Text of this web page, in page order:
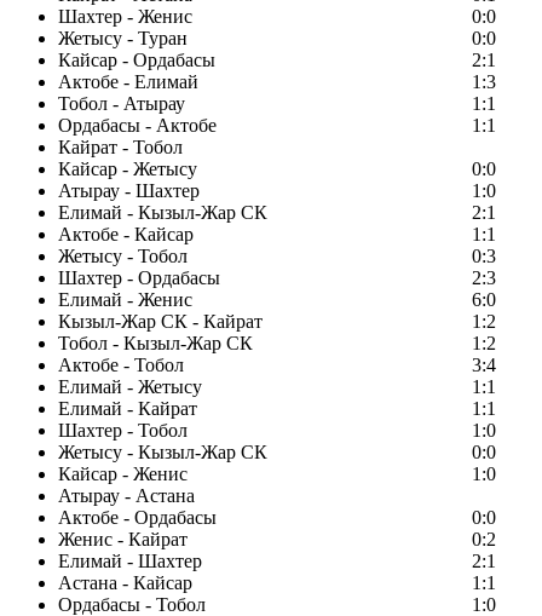
Шахтер - Женис
0:0
Жетысу - Туран
0:0
Кайсар - Ордабасы
2:1
Актобе - Елимай
1:3
Тобол - Атырау
1:1
Ордабасы - Актобе
1:1
Кайрат - Тобол
Кайсар - Жетысу
0:0
Атырау - Шахтер
1:0
Елимай - Кызыл-Жар СК
2:1
Актобе - Кайсар
1:1
Жетысу - Тобол
0:3
Шахтер - Ордабасы
2:3
Елимай - Женис
6:0
Кызыл-Жар СК - Кайрат
1:2
Тобол - Кызыл-Жар СК
1:2
Актобе - Тобол
3:4
Елимай - Жетысу
1:1
Елимай - Кайрат
1:1
Шахтер - Тобол
1:0
Жетысу - Кызыл-Жар СК
0:0
Кайсар - Женис
1:0
Атырау - Астана
Актобе - Ордабасы
0:0
Женис - Кайрат
0:2
Елимай - Шахтер
2:1
Астана - Кайсар
1:1
Ордабасы - Тобол
1:0